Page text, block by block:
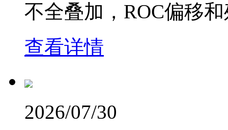
不全叠加，ROC偏移
查看详情
2026/07/30